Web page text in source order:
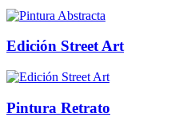
Edición Street Art
Pintura Retrato